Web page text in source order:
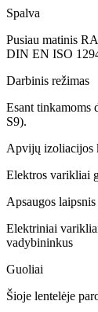
Spalva
Pusiau matinis
DIN EN ISO
Darbinis režimas
Esant tinkamoms
S9).
Apvijų izoliacijos
Elektros varikliai
Apsaugos laipsnis
Elektriniai
vadybininkus
Guoliai
Šioje lentelėje